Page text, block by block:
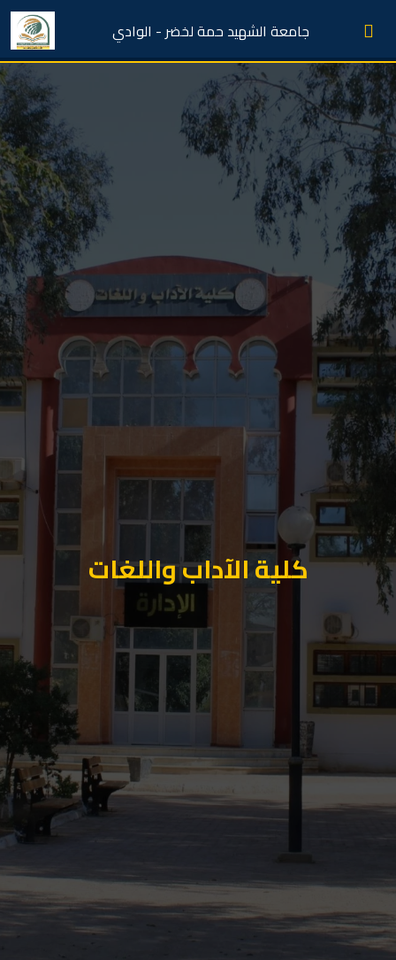
جامعة الشهيد حمة لخضر - الوادي
كلية الآداب واللغات